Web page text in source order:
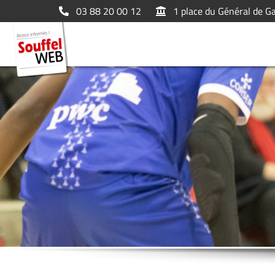
03 88 20 00 12 1 place du Général de